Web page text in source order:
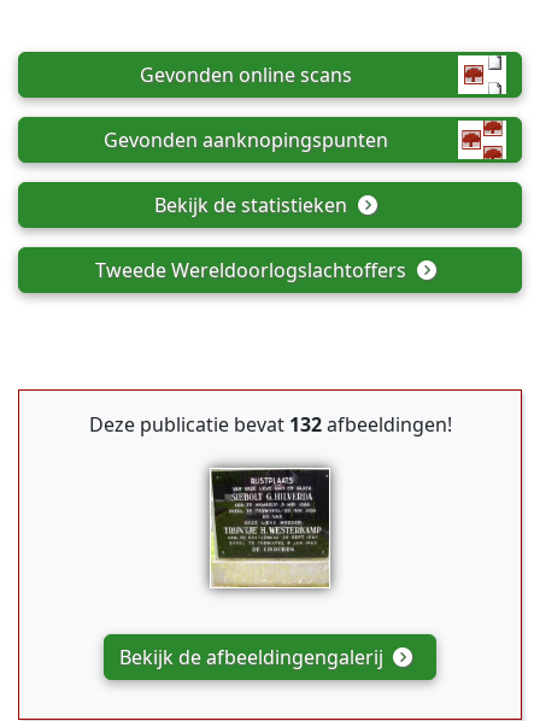
Gevonden online scans
Gevonden aanknopingspunten
Bekijk de statistieken
Tweede Wereldoorlogslachtoffers
Deze publicatie bevat 132afbeeldingen!
Bekijk de afbeeldingengalerij